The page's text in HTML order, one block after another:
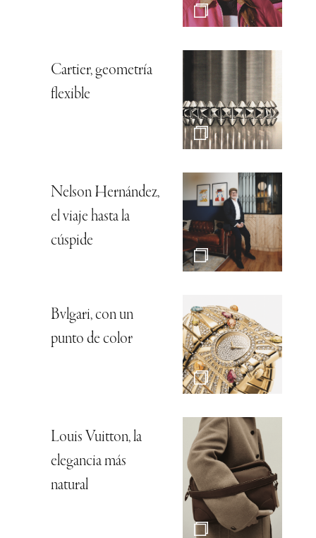
Cartier, geometría
flexible
Nelson Hernández,
el viaje hasta la
cúspide
Bvlgari, con un
punto de color
Louis Vuitton, la
elegancia más
natural